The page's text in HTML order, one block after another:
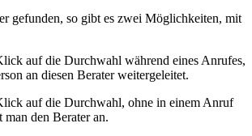
gefunden, so gibt es zwei Möglichkeiten, mit
auf die Durchwahl während eines Anrufes,
an diesen Berater weitergeleitet.
auf die Durchwahl, ohne in einem Anruf
man den Berater an.